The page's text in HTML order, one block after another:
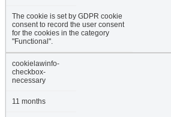
The cookie is set by GDPR cookie
consent to record the user consent
for the cookies in the category
"Functional".
cookielawinfo-
checkbox-
necessary
11 months